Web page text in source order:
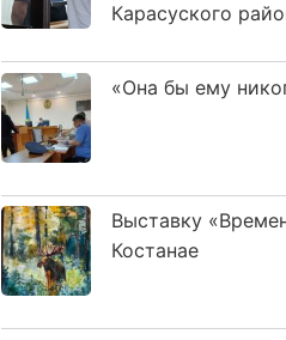
Карасуского
«Она бы ему
Выставку
Костанае